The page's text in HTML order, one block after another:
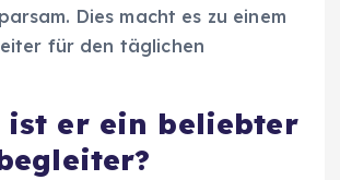
Dies macht es zu einem
für den täglichen
ist er ein beliebter